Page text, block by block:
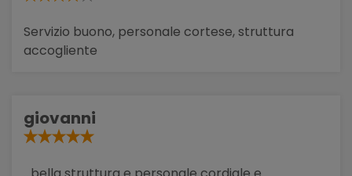
Servizio buono, personale cortese, struttura
accogliente
giovanni